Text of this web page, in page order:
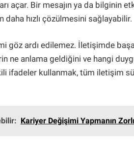
açar. Bir mesajın ya da bilginin
daha hızlı çözülmesini sağlayabilir.
göz ardı edilemez. İletişimde
ne anlama geldiğini ve hangi
ifadeler kullanmak, tüm iletişim
Kariyer Değişimi Yapmanın